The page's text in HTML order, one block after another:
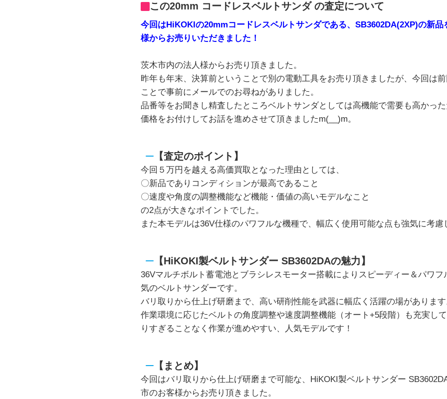
この20mm コードレスベルトサンダ の査定について
今回はHiKOKIの20mmコードレスベルトサンダである、SB3602DA(2XP)の新品
様からお売りいただきました！
茨木市内の法人様からお売り頂きました。
昨年も年末、決算前ということで別の電動工具をお売り頂きましたが、今回は
ことで事前にメールでのお尋ねがありました。
品番等をお聞きし精査したところベルトサンダとしては高機能で需要も高かっ
価格をお付けしてお話を進めさせて頂きましたm(__)m。
【査定のポイント】
今回５万円を越える高価買取となった理由としては、
〇新品でありコンディションが最高であること
〇速度や角度の調整機能など機能・価値の高いモデルなこと
の2点が大きなポイントでした。
また本モデルは36V仕様のパワフルな機種で、幅広く使用可能な点も強気に考慮
【HiKOKI製ベルトサンダー SB3602DAの魅力】
36Vマルチボルト蓄電池とブラシレスモーター搭載によりスピーディー＆パワフ
気のベルトサンダーです。
バリ取りから仕上げ研磨まで、高い研削性能を武器に幅広く活躍の場があります
作業環境に応じたベルトの角度調整や速度調整機能（オート+5段階）も充実し
りすぎることなく作業が進めやすい、人気モデルです！
【まとめ】
今回はバリ取りから仕上げ研磨まで可能な、HiKOKI製ベルトサンダー
市のお客様からお売り頂きました。